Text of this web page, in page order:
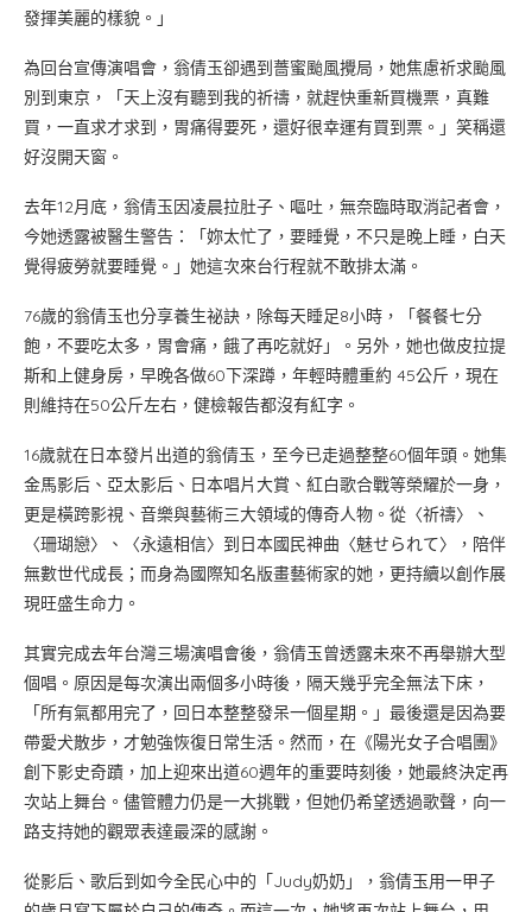
發揮美麗的樣貌。」
為回台宣傳演唱會，翁倩玉卻遇到薔蜜颱風攪局，她焦慮祈求颱風
別到東京，「天上沒有聽到我的祈禱，就趕快重新買機票，真難
買，一直求才求到，胃痛得要死，還好很幸運有買到票。」笑稱還
好沒開天窗。
去年12月底，翁倩玉因凌晨拉肚子、嘔吐，無奈臨時取消記者會，
今她透露被醫生警告：「妳太忙了，要睡覺，不只是晚上睡，白天
覺得疲勞就要睡覺。」她這次來台行程就不敢排太滿。
76歲的翁倩玉也分享養生祕訣，除每天睡足8小時，「餐餐七分
飽，不要吃太多，胃會痛，餓了再吃就好」。另外，她也做皮拉提
斯和上健身房，早晚各做60下深蹲，年輕時體重約 45公斤，現在
則維持在50公斤左右，健檢報告都沒有紅字。
16歲就在日本發片出道的翁倩玉，至今已走過整整60個年頭。她集
金馬影后、亞太影后、日本唱片大賞、紅白歌合戰等榮耀於一身，
更是橫跨影視、音樂與藝術三大領域的傳奇人物。從〈祈禱〉、
〈珊瑚戀〉、〈永遠相信〉到日本國民神曲〈魅せられて〉，陪伴
無數世代成長；而身為國際知名版畫藝術家的她，更持續以創作展
現旺盛生命力。
其實完成去年台灣三場演唱會後，翁倩玉曾透露未來不再舉辦大型
個唱。原因是每次演出兩個多小時後，隔天幾乎完全無法下床，
「所有氣都用完了，回日本整整發呆一個星期。」最後還是因為要
帶愛犬散步，才勉強恢復日常生活。然而，在《陽光女子合唱團》
創下影史奇蹟，加上迎來出道60週年的重要時刻後，她最終決定再
次站上舞台。儘管體力仍是一大挑戰，但她仍希望透過歌聲，向一
路支持她的觀眾表達最深的感謝。
從影后、歌后到如今全民心中的「Judy奶奶」，翁倩玉用一甲子